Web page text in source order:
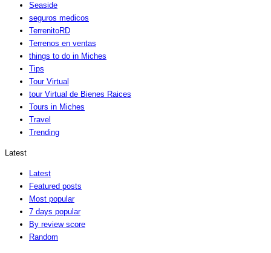
Seaside
seguros medicos
TerrenitoRD
Terrenos en ventas
things to do in Miches
Tips
Tour Virtual
tour Virtual de Bienes Raices
Tours in Miches
Travel
Trending
Latest
Latest
Featured posts
Most popular
7 days popular
By review score
Random